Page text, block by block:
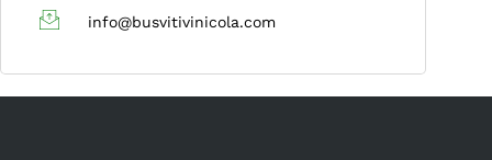
info@busvitivinicola.com